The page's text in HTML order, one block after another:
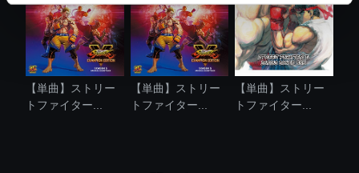
【単曲】ストリー
トファイター...
【単曲】ストリー
トファイター...
【単曲】ストリー
トファイター...